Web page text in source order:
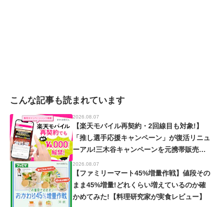
こんな記事も読まれています
2026.08.07
【楽天モバイル再契約・2回線目も対象!】
「推し選手応援キャンペーン」が復活リニュ
ーアル!三木谷キャンペーンを元携帯販売員
が徹底解説!【楽天イーグルス・ヴィッセル
神戸】
2026.08.07
【ファミリーマート45%増量作戦】値段その
まま45%増量!どれくらい増えているのか確
かめてみた!【料理研究家が実食レビュー】